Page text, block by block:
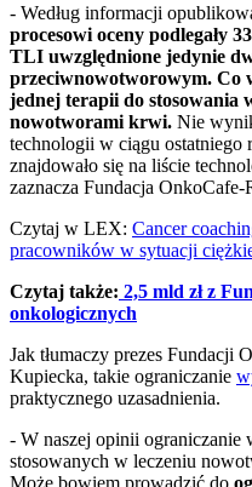
- Według informacji
procesowi oceny podlegały
TLI uwzględnione jedynie
przeciwnowotworowym. Co
jednej terapii do stosowania
nowotworami krwi. Nie
technologii w ciągu
znajdowało się na liście
zaznacza Fundacja OnkoCafe-
Czytaj w LEX: Cancer
pracowników w sytuacji
Czytaj także: 2,5 mld zł z
onkologicznych
Jak tłumaczy prezes Fundacji
Kupiecka, takie ograniczanie
praktycznego uzasadnienia.
- W naszej opinii
stosowanych w leczeniu